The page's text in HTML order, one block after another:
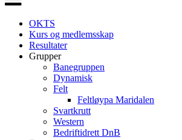
navigasjon
OKTS
Kurs og medlemsskap
Resultater
Grupper
Banegruppen
Dynamisk
Felt
Feltløypa Maridalen
Svartkrutt
Western
Bedriftidrett DnB